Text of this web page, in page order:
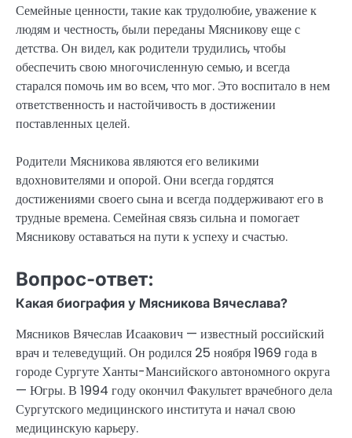
Семейные ценности, такие как трудолюбие, уважение к
людям и честность, были переданы Мясникову еще с
детства. Он видел, как родители трудились, чтобы
обеспечить свою многочисленную семью, и всегда
старался помочь им во всем, что мог. Это воспитало в нем
ответственность и настойчивость в достижении
поставленных целей.
Родители Мясникова являются его великими
вдохновителями и опорой. Они всегда гордятся
достижениями своего сына и всегда поддерживают его в
трудные времена. Семейная связь сильна и помогает
Мясникову оставаться на пути к успеху и счастью.
Вопрос-ответ:
Какая биография у Мясникова Вячеслава?
Мясников Вячеслав Исаакович — известный российский
врач и телеведущий. Он родился 25 ноября 1969 года в
городе Сургуте Ханты-Мансийского автономного округа
— Югры. В 1994 году окончил Факультет врачебного дела
Сургутского медицинского института и начал свою
медицинскую карьеру.